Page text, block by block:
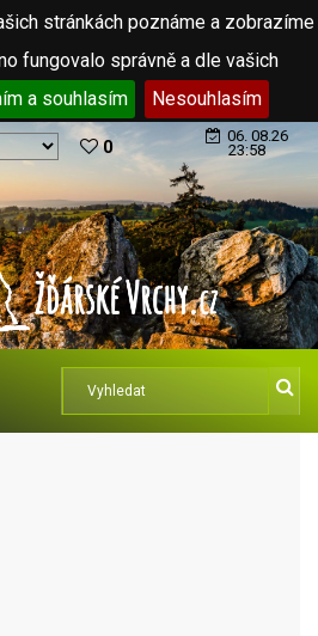
stránkách poznáme a zobrazíme
fungovalo správně a dle vašich
a souhlasím Nesouhlasím
0
06. 08.26
23:58